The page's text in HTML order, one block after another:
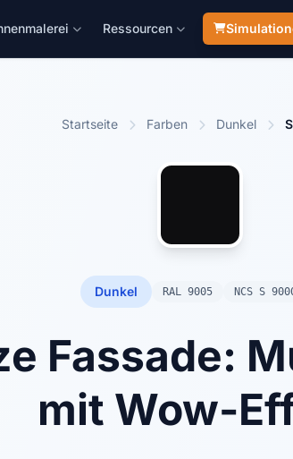
Ressourcen
Startseite Farben Dunkel
Dunkel RAL 9005 NCS S
Fassade:
mit Wow-